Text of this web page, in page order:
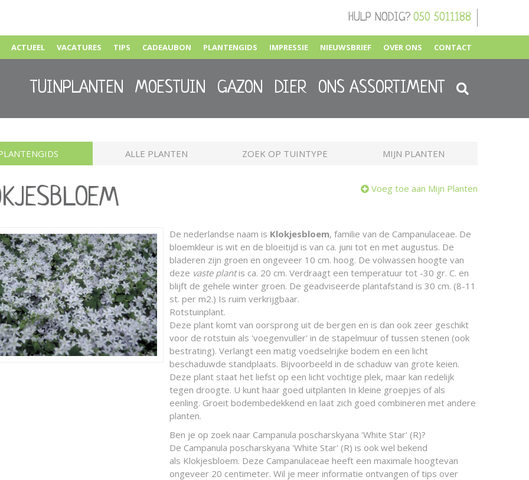
HULP NODIG? 050 5011188
ACTUEEL VACATURES TIPS CADEAUBON PLANTENGIDS IMPRESSIE NIEUWSBRIEF OVER ONS CONTACT
TUINPLANTEN MOESTUIN GAZON DIER ONS ASSORTIMENT
ALLE PLANTEN ZOEK OP TUINTYPE MIJN PLANTEN
Voeg toe aan Mijn Planten
De nederlandse naam is Klokjesbloem, familie van de Campanulaceae. De
bloemkleur is wit en de bloeitijd is van ca. juni tot en met augustus. De
bladeren zijn groen en ongeveer 10 cm. hoog. De volwassen hoogte van
deze vaste plantis ca. 20 cm. Verdraagt een temperatuur tot -30 gr. C. en
blijft de gehele winter groen. De geadviseerde plantafstand is 30 cm. (8-11
st. per m2.) Is ruim verkrijgbaar.
Rotstuinplant.
Deze plant komt van oorsprong uit de bergen en is dan ook zeer geschikt
voor de rotstuin als 'voegenvuller' in de stapelmuur of tussen stenen (ook
bestrating). Verlangt een matig voedselrijke bodem en een licht
beschaduwde standplaats. Bijvoorbeeld in de schaduw van grote keien.
Deze plant staat het liefst op een licht vochtige plek, maar kan redelijk
tegen droogte. U kunt haar goed uitplanten In kleine groepjes of als
eenling. Groeit bodembedekkend en laat zich goed combineren met andere
planten.
Ben je op zoek naar Campanula poscharskyana 'White Star' (R)?
De Campanula poscharskyana 'White Star' (R) is ook wel bekend
als Klokjesbloem. Deze Campanulaceae heeft een maximale hoogtevan
ongeveer 20 centimeter. Wil je meer informatie ontvangen of tips over